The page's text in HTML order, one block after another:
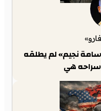
نجيم» لم يطلقه
هي